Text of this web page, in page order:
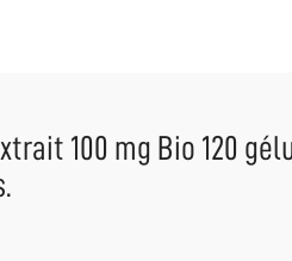
100 mg Bio 120